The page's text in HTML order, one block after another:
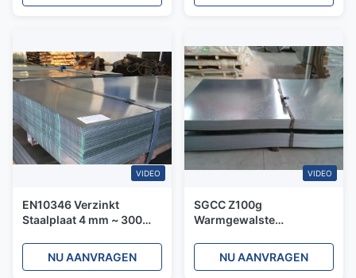
VIDEO
EN10346 Verzinkt
Staalplaat 4 mm ~ 300
Dakpaneel
NU AANVRAGEN
VIDEO
SGCC Z100g
Warmgewalste
metalen dakplaat 2 mm 3
mm gegolfd
NU AANVRAGEN